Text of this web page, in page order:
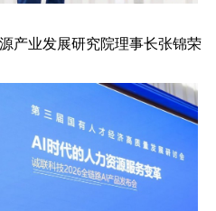
产业发展研究院理事长张锦荣